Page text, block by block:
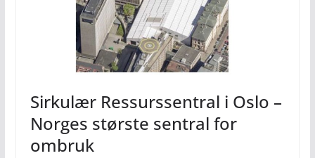
Sirkulær Ressurssentral i Oslo –
Norges største sentral for
ombruk